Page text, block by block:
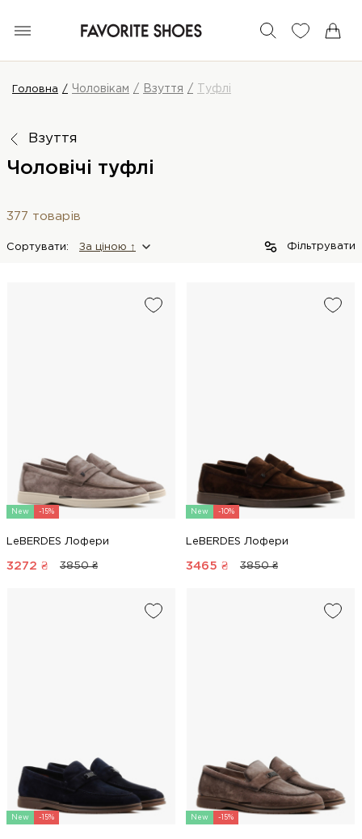
Головна Чоловікам Взуття Туфлі
Взуття
Чоловічі туфлі
377 товарів
Сортувати: За цiною ↑ Фільтрувати
New -15%
LeBERDES Лофери
3272 ₴ 3850 ₴
New -10%
LeBERDES Лофери
3465 ₴ 3850 ₴
New -15% New -15%